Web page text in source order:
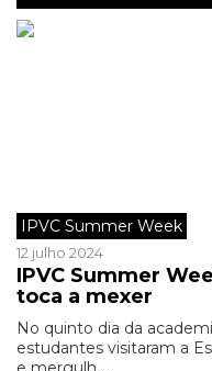
IPVC Summer Week
12 julho 2024
IPVC Summer
toca a mexer
No quinto dia da
estudantes visitaram a